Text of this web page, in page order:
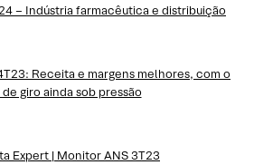
– Indústria farmacêutica e distribuição
Receita e margens melhores, com o
giro ainda sob pressão
Expert | Monitor ANS 3T23